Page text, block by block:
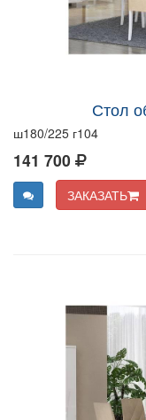
Стол
ш180/225 г104
141 700
ЗАКАЗАТЬ